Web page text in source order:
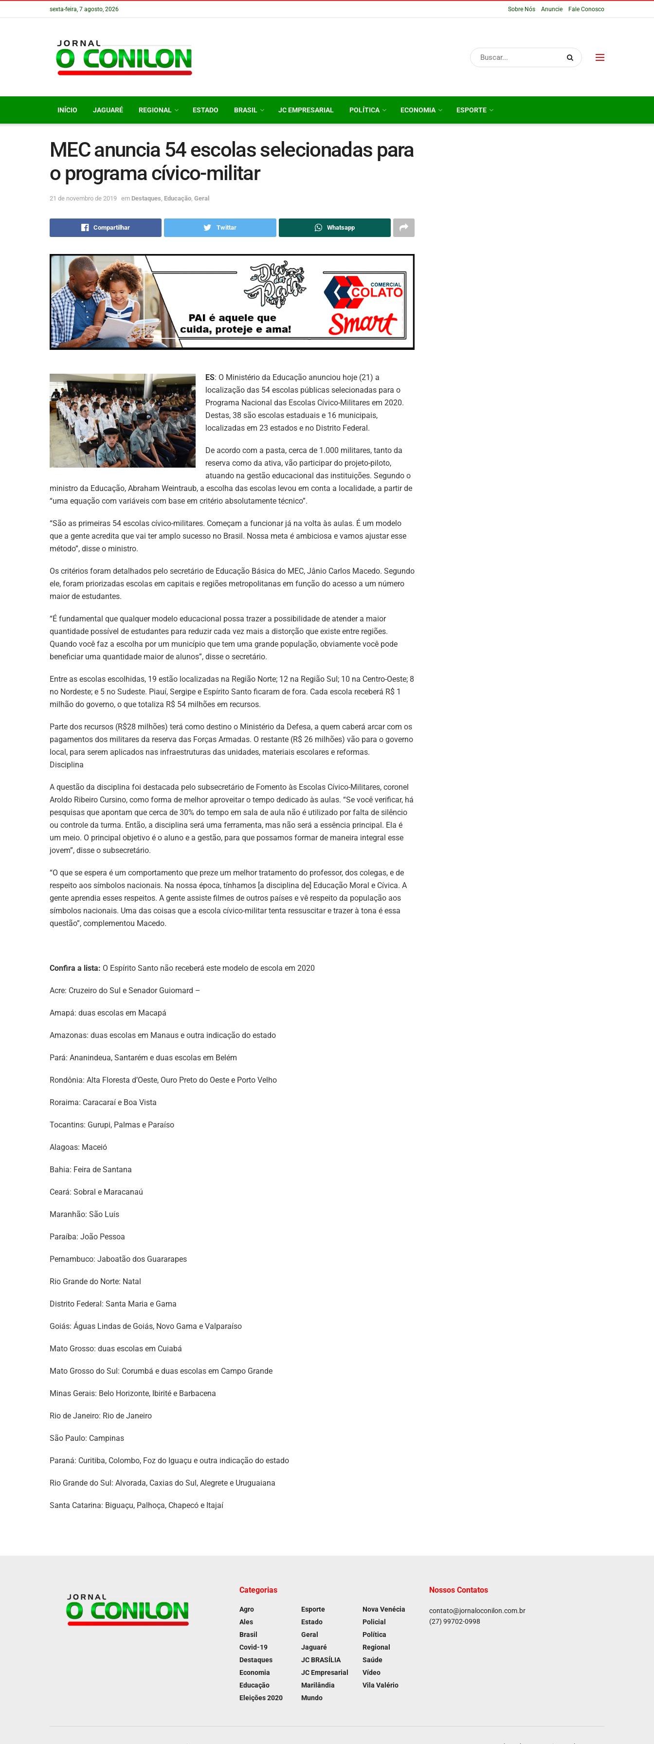
sexta-feira, 7 agosto, 2026 Sobre Nós Anuncie Fale Conosco
INÍCIO JAGUARÉ REGIONAL ESTADO BRASIL JC EMPRESARIAL POLÍTICA ECONOMIA ESPORTE
MEC anuncia 54 escolas selecionadas para
o programa cívico-militar
21 de novembro de 2019 em Destaques Educação Geral
Compartilhar Twittar Whatsapp
ES: O Ministério da Educação anunciou hoje (21) a
localização das 54 escolas públicas selecionadas para o
Programa Nacional das Escolas Cívico-Militares em 2020.
Destas, 38 são escolas estaduais e 16 municipais,
localizadas em 23 estados e no Distrito Federal.
De acordo com a pasta, cerca de 1.000 militares, tanto da
reserva como da ativa, vão participar do projeto-piloto,
atuando na gestão educacional das instituições. Segundo o
ministro da Educação, Abraham Weintraub, a escolha das escolas levou em conta a localidade, a partir de
“uma equação com variáveis com base em critério absolutamente técnico”.
“São as primeiras 54 escolas cívico-militares. Começam a funcionar já na volta às aulas. É um modelo
que a gente acredita que vai ter amplo sucesso no Brasil. Nossa meta é ambiciosa e vamos ajustar esse
método”, disse o ministro.
Os critérios foram detalhados pelo secretário de Educação Básica do MEC, Jânio Carlos Macedo. Segundo
ele, foram priorizadas escolas em capitais e regiões metropolitanas em função do acesso a um número
maior de estudantes.
“É fundamental que qualquer modelo educacional possa trazer a possibilidade de atender a maior
quantidade possível de estudantes para reduzir cada vez mais a distorção que existe entre regiões.
Quando você faz a escolha por um município que tem uma grande população, obviamente você pode
beneficiar uma quantidade maior de alunos”, disse o secretário.
Entre as escolas escolhidas, 19 estão localizadas na Região Norte; 12 na Região Sul; 10 na Centro-Oeste; 8
no Nordeste; e 5 no Sudeste. Piauí, Sergipe e Espírito Santo ficaram de fora. Cada escola receberá R$ 1
milhão do governo, o que totaliza R$ 54 milhões em recursos.
Parte dos recursos (R$28 milhões) terá como destino o Ministério da Defesa, a quem caberá arcar com os
pagamentos dos militares da reserva das Forças Armadas. O restante (R$ 26 milhões) vão para o governo
local, para serem aplicados nas infraestruturas das unidades, materiais escolares e reformas.
Disciplina
A questão da disciplina foi destacada pelo subsecretário de Fomento às Escolas Cívico-Militares, coronel
Aroldo Ribeiro Cursino, como forma de melhor aproveitar o tempo dedicado às aulas. “Se você verificar, há
pesquisas que apontam que cerca de 30% do tempo em sala de aula não é utilizado por falta de silêncio
ou controle da turma. Então, a disciplina será uma ferramenta, mas não será a essência principal. Ela é
um meio. O principal objetivo é o aluno e a gestão, para que possamos formar de maneira integral esse
jovem”, disse o subsecretário.
“O que se espera é um comportamento que preze um melhor tratamento do professor, dos colegas, e de
respeito aos símbolos nacionais. Na nossa época, tínhamos [a disciplina de] Educação Moral e Cívica. A
gente aprendia esses respeitos. A gente assiste filmes de outros países e vê respeito da população aos
símbolos nacionais. Uma das coisas que a escola cívico-militar tenta ressuscitar e trazer à tona é essa
questão”, complementou Macedo.
Confira a lista: O Espírito Santo não receberá este modelo de escola em 2020
Acre: Cruzeiro do Sul e Senador Guiomard –
Amapá: duas escolas em Macapá
Amazonas: duas escolas em Manaus e outra indicação do estado
Pará: Ananindeua, Santarém e duas escolas em Belém
Rondônia: Alta Floresta d’Oeste, Ouro Preto do Oeste e Porto Velho
Roraima: Caracaraí e Boa Vista
Tocantins: Gurupi, Palmas e Paraíso
Alagoas: Maceió
Bahia: Feira de Santana
Ceará: Sobral e Maracanaú
Maranhão: São Luís
Paraíba: João Pessoa
Pernambuco: Jaboatão dos Guararapes
Rio Grande do Norte: Natal
Distrito Federal: Santa Maria e Gama
Goiás: Águas Lindas de Goiás, Novo Gama e Valparaíso
Mato Grosso: duas escolas em Cuiabá
Mato Grosso do Sul: Corumbá e duas escolas em Campo Grande
Minas Gerais: Belo Horizonte, Ibirité e Barbacena
Rio de Janeiro: Rio de Janeiro
São Paulo: Campinas
Paraná: Curitiba, Colombo, Foz do Iguaçu e outra indicação do estado
Rio Grande do Sul: Alvorada, Caxias do Sul, Alegrete e Uruguaiana
Santa Catarina: Biguaçu, Palhoça, Chapecó e Itajaí
Categorias
Agro
Ales
Brasil
Covid-19
Destaques
Economia
Educação
Eleições 2020
Esporte
Estado
Geral
Jaguaré
JC BRASÍLIA
JC Empresarial
Marilândia
Mundo
Nova Venécia
Policial
Política
Regional
Saúde
Vídeo
Vila Valério
Nossos Contatos
contato@jornaloconilon.com.br
(27) 99702-0998